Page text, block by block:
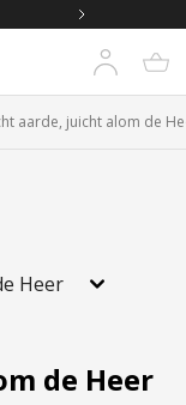
aarde, juicht alom de
Heer
de Heer